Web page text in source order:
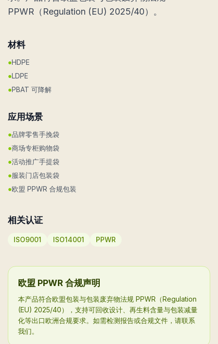
PPWR（Regulation (EU) 2025/40）。
材料
●HDPE
●LDPE
●PBAT 可降解
应用场景
●品牌零售手挽袋
●商场专柜购物袋
●活动推广手提袋
●服装门店包装袋
●欧盟 PPWR 合规包装
相关认证
ISO9001 ISO14001 PPWR
欧盟 PPWR 合规声明
本产品符合欧盟包装与包装废弃物法规 PPWR（Regulation
(EU) 2025/40），支持可回收设计、再生料含量与包装减量
化等出口欧洲合规要求。如需检测报告或合规文件，请联系
我们。